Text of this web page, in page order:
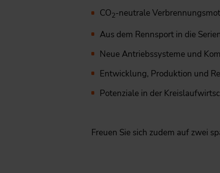
CO2-neutrale
Aus dem Rennsport in die
Neue Antriebssysteme und
Entwicklung, Produktion und
Potenziale in der
Freuen Sie sich zudem auf zwei